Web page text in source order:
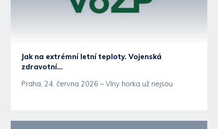
Jak na extrémní letní teploty. Vojenská
zdravotní...
Praha, 24. června 2026 – Vlny horka už nejsou
v našich končinách výjimkou, ale pravidelnou